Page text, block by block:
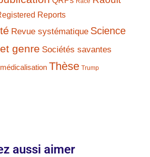
Reports
Revue systématique Science
genre Sociétés savantes
Thèse Trump
aussi aimer